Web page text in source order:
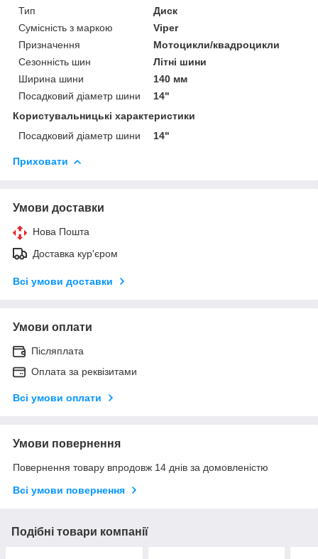
Тип
Диск
Сумісність з маркою
Viper
Призначення
Мотоцикли/квадроцикли
Сезонність шин
Літні шини
Ширина шини
140 мм
Посадковий діаметр шини
14"
Користувальницькі характеристики
Посадковий діаметр шини
14"
Приховати
Умови доставки
Нова Пошта
Доставка кур'єром
Всі умови доставки
Умови оплати
Післяплата
Оплата за реквізитами
Всі умови оплати
Умови повернення
Повернення товару впродовж 14 днів за домовленістю
Всі умови повернення
Подібні товари компанії